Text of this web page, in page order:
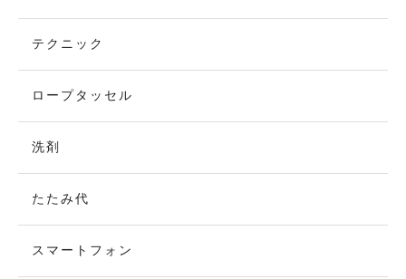
テクニック
ロープタッセル
洗剤
たたみ代
スマートフォン